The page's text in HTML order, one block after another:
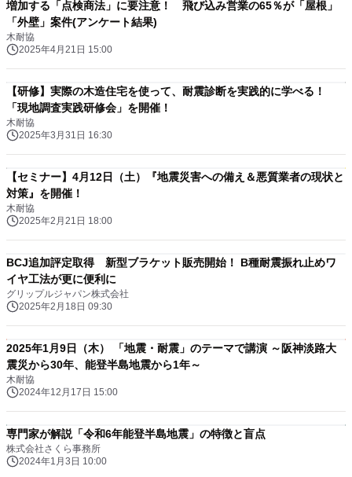
増加する「点検商法」に要注意！ 飛び込み営業の65％が「屋根」
「外壁」案件(アンケート結果)
木耐協
2025年4月21日 15:00
【研修】実際の木造住宅を使って、耐震診断を実践的に学べる！
「現地調査実践研修会」を開催！
木耐協
2025年3月31日 16:30
【セミナー】4月12日（土）『地震災害への備え＆悪質業者の現状と
対策』を開催！
木耐協
2025年2月21日 18:00
BCJ追加評定取得 新型ブラケット販売開始！ B種耐震振れ止めワ
イヤ工法が更に便利に
グリップルジャパン株式会社
2025年2月18日 09:30
2025年1月9日（木） 「地震・耐震」のテーマで講演 ～阪神淡路大
震災から30年、能登半島地震から1年～
木耐協
2024年12月17日 15:00
専門家が解説「令和6年能登半島地震」の特徴と盲点
株式会社さくら事務所
2024年1月3日 10:00